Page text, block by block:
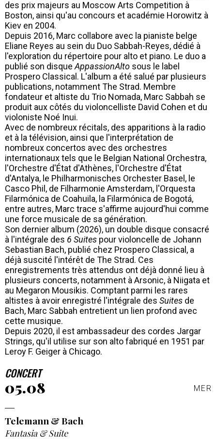
des prix majeurs au Moscow Arts Competition à
Boston, ainsi qu'au concours et académie Horowitz à
Kiev en 2004.
Depuis 2016, Marc collabore avec la pianiste belge
Eliane Reyes au sein du Duo Sabbah-Reyes, dédié à
l'exploration du répertoire pour alto et piano. Le duo a
publié son disque AppassionAlto sous le label
Prospero Classical. L'album a été salué par plusieurs
publications, notamment The Strad. Membre
fondateur et altiste du Trio Nomada, Marc Sabbah se
produit aux côtés du violoncelliste David Cohen et du
violoniste Noé Inui.
Avec de nombreux récitals, des apparitions à la radio
et à la télévision, ainsi que l'interprétation de
nombreux concertos avec des orchestres
internationaux tels que le Belgian National Orchestra,
l'Orchestre d'État d'Athènes, l'Orchestre d'État
d'Antalya, le Philharmonisches Orchester Basel, le
Casco Phil, de Filharmonie Amsterdam, l'Orquesta
Filarmónica de Coahuila, la Filarmónica de Bogotá,
entre autres, Marc trace s'affirme aujourd'hui comme
une force musicale de sa génération.
Son dernier album (2026), un double disque consacré
à l'intégrale des 6 Suites pour violoncelle de Johann
Sebastian Bach, publié chez Prospero Classical, a
déjà suscité l'intérêt de The Strad. Ces
enregistrements très attendus ont déjà donné lieu à
plusieurs concerts, notamment à Arsonic, à Niigata et
au Megaron Mousikis. Comptant parmi les rares
altistes à avoir enregistré l'intégrale des Suites de
Bach, Marc Sabbah entretient un lien profond avec
cette musique.
Depuis 2020, il est ambassadeur des cordes Jargar
Strings, qu'il utilise sur son alto fabriqué en 1951 par
Leroy F. Geiger à Chicago.
CONCERT
05.08 MER
Telemann & Bach
Fantasia & Suite